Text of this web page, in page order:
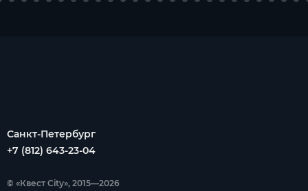
Санкт-Петербург
+7 (812) 643-23-04
© «Квест City», 2015—2026